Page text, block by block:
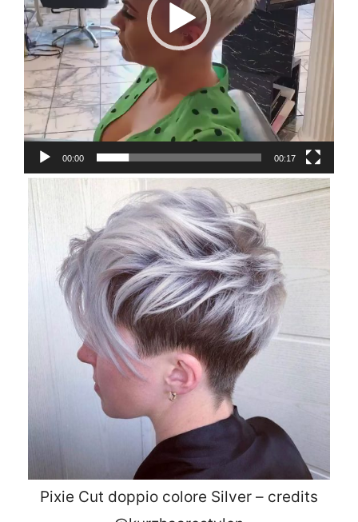
00:00 00:17
Pixie Cut doppio colore Silver – credits